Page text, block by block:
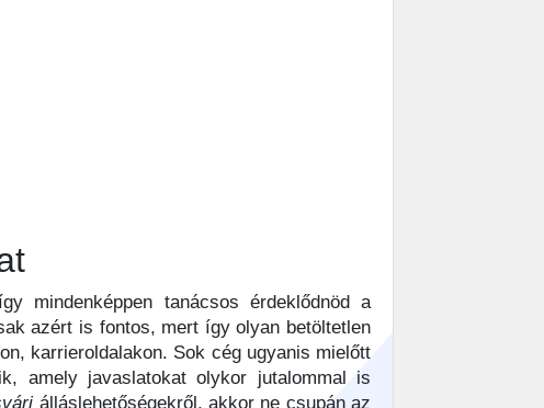
mindenképpen tanácsos érdeklődnöd a
azért is fontos, mert így olyan betöltetlen
karrieroldalakon. Sok cég ugyanis mielőtt
amely javaslatokat olykor jutalommal is
álláslehetőségekről, akkor ne csupán az